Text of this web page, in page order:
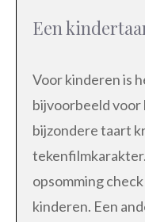
Een
Voor kinderen is
bijvoorbeeld voor
bijzondere taart
opsomming
kinderen. Een